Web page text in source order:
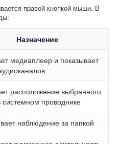
правой кнопкой мыши. В
Назначение
медиаплеер и показывает
расположение выбранного
проводнике
наблюдение за папкой